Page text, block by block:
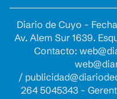
Diario de Cuyo -
Av. Alem Sur 1639.
Contacto:
/
264 5045343 -